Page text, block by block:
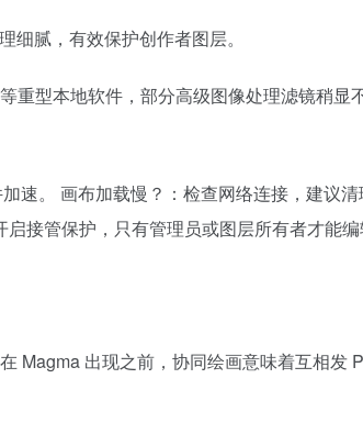
腻，有效保护创作者图层。
重型本地软件，部分高级图像处理滤镜稍显
速。 画布加载慢？：检查网络连接，建议
接管保护，只有管理员或图层所有者才能
Magma 出现之前，协同绘画意味着互相发